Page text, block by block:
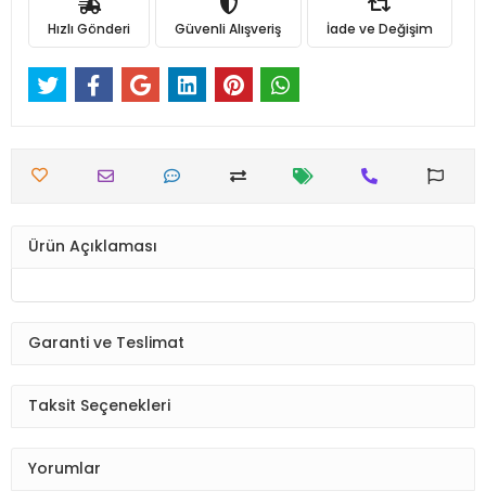
Hızlı Gönderi Güvenli Alışveriş İade ve Değişim
Ürün Açıklaması
Garanti ve Teslimat
Taksit Seçenekleri
Yorumlar